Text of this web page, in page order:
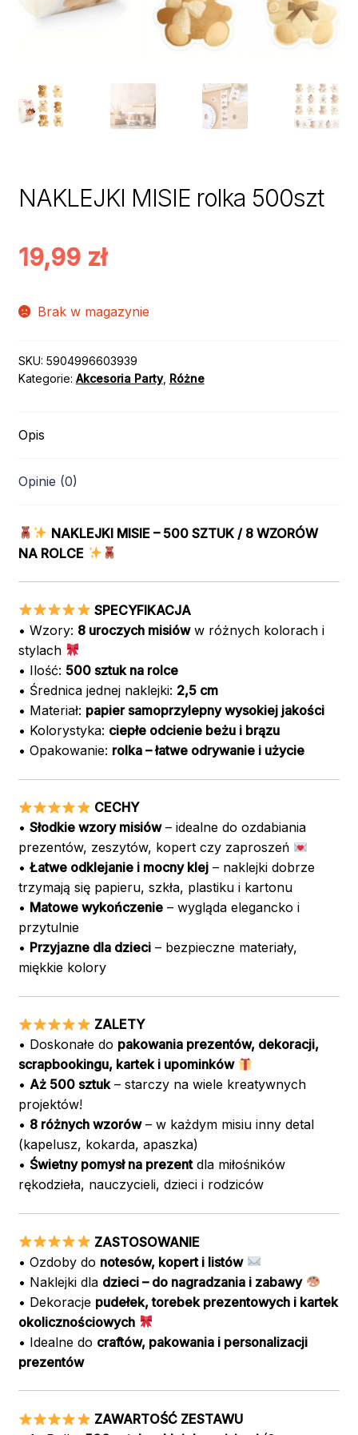
NAKLEJKI MISIE rolka 500szt
19,99 zł
Brak w magazynie
SKU: 5904996603939
Kategorie: Akcesoria Party, Różne
Opis
Opinie (0)
NAKLEJKI MISIE – 500 SZTUK / 8 WZORÓW
NA ROLCE
SPECYFIKACJA
• Wzory: 8 uroczych misióww różnych kolorach i
stylach
• Ilość: 500 sztuk na rolce
• Średnica jednej naklejki: 2,5 cm
• Materiał: papier samoprzylepny wysokiej jakości
• Kolorystyka: ciepłe odcienie beżu i brązu
• Opakowanie: rolka – łatwe odrywanie i użycie
CECHY
• Słodkie wzory misiów– idealne do ozdabiania
prezentów, zeszytów, kopert czy zaproszeń
• Łatwe odklejanie i mocny klej– naklejki dobrze
trzymają się papieru, szkła, plastiku i kartonu
• Matowe wykończenie– wygląda elegancko i
przytulnie
• Przyjazne dla dzieci– bezpieczne materiały,
miękkie kolory
ZALETY
• Doskonałe do pakowania prezentów, dekoracji,
scrapbookingu, kartek i upominków
• Aż 500 sztuk– starczy na wiele kreatywnych
projektów!
• 8 różnych wzorów– w każdym misiu inny detal
(kapelusz, kokarda, apaszka)
• Świetny pomysł na prezentdla miłośników
rękodzieła, nauczycieli, dzieci i rodziców
ZASTOSOWANIE
• Ozdoby do notesów, kopert i listów
• Naklejki dla dzieci – do nagradzania i zabawy
• Dekoracje pudełek, torebek prezentowych i kartek
okolicznościowych
• Idealne do craftów, pakowania i personalizacji
prezentów
ZAWARTOŚĆ ZESTAWU